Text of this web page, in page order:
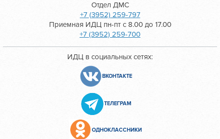
Отдел ДМС
+7 (3952) 259-797
Приемная ИДЦ пн-пт с 8.00 до 17.00
+7 (3952) 259-700
ИДЦ в социальных сетях:
ВКОНТАКТЕ
ТЕЛЕГРАМ
ОДНОКЛАССНИКИ